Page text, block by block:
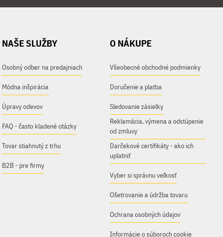
NAŠE SLUŽBY
Osobný odber na predajniach
Módna inšpirácia
Úpravy odevov
FAQ - často kladené otázky
Tovar stiahnutý z trhu
B2B - pre firmy
O NÁKUPE
Všeobecné obchodné podmienky
Doručenie a platba
Sledovanie zásielky
Reklamácia, výmena a odstúpenie
od zmluvy
Darčekové certifikáty - ako ich
uplatniť
Vyber si správnu veľkosť
Ošetrovanie a údržba tovaru
Ochrana osobných údajov
Informácie o súboroch cookie